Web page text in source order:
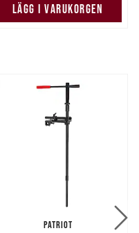
LÄGG I VARUKORGEN
PATRIOT